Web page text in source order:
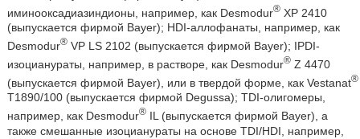
иминооксадиазиндионы, например, как Desmodur®ХР 2410
(выпускается фирмой Bayer); HDI-аллофанаты, например, как
Desmodur®VP LS 2102 (выпускается фирмой Bayer); IPDI-
изоцианураты, например, в растворе, как Desmodur®Z 4470
(выпускается фирмой Bayer), или в твердой форме, как Vestanat®
T1890/100 (выпускается фирмой Degussa); TDI-олигомеры,
например, как Desmodur®IL (выпускается фирмой Bayer), а
также смешанные изоцианураты на основе TDI/HDI, например,